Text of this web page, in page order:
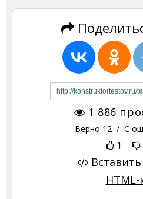
1 886
Верно 12 / С
1
HTML-